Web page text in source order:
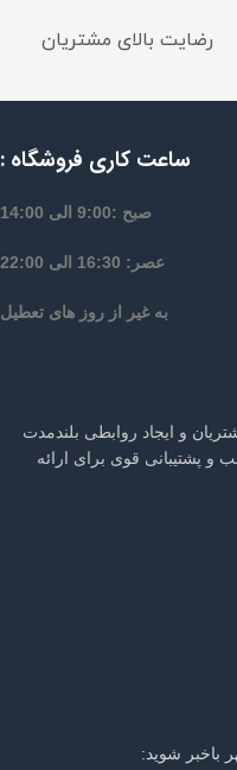
رضایت بالای مشتریان
ساعت کاری فروشگاه :
صبح :9:00 الی 14:00
عصر: 16:30 الی 22:00
به غیر از روز های تعطیل
و ایجاد روابطی بلندمدت
پشتیبانی قوی برای ارائه
باخبر شوید: